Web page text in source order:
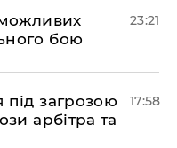
бою
23:21
загрозою
арбітра та
17:58